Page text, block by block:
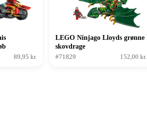
89,95 kr.
LEGO Ninjago Lloyds grønne
skovdrage
#71829
152,00 kr.